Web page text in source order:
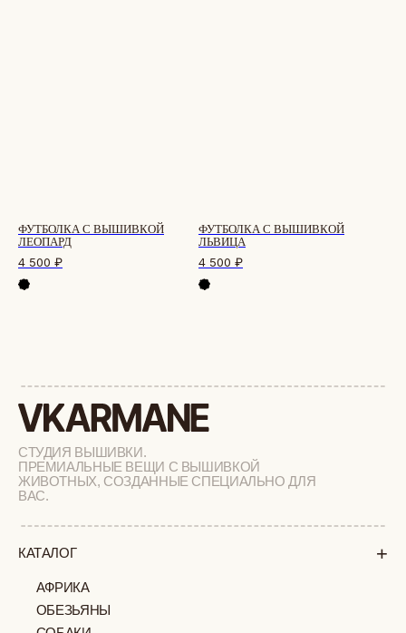
ФУТБОЛКА С ВЫШИВКОЙ
ЛЕОПАРД
4 500 ₽
ФУТБОЛКА С ВЫШИВКОЙ
ЛЬВИЦА
4 500 ₽
ПРЕМИАЛЬНЫЕ ВЕЩИ С ВЫШИВКОЙ
ЖИВОТНЫХ, СОЗДАННЫЕ СПЕЦИАЛЬНО ДЛЯ
ВАС.
КАТАЛОГ
ТАЙГА
ФЕРМА
РАСПРОДАЖА
ПОДАРОЧНЫЙ СЕРТИФИКАТ
О БРЕНДЕ
ПОКУПАТЕЛЯМ